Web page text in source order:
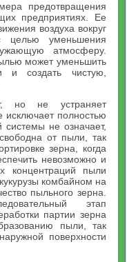
предотвращения
предприятиях. Ее
воздуха вокруг
целью уменьшения
атмосферу.
может уменьшить
и создать чистую,
но не устраняет
полностью
системы не означает,
от пыли, так
зерна, когда
невозможно и
концентраций пыли
комбайном на
пыльного зерна.
этап
партии зерна
пыли, так
поверхности